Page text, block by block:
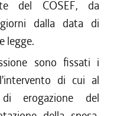
del COSEF, da
dalla data di
legge.
sono fissati i
di cui al
erogazione del